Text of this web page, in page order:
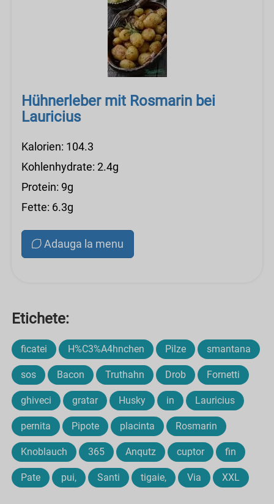
Hühnerleber mit Rosmarin bei
Lauricius
Kalorien: 104.3
Kohlenhydrate: 2.4g
Protein: 9g
Fette: 6.3g
Adauga la menu
Etichete:
ficatei H%C3%A4hnchen Pilze smantana
sos Bacon Truthahn Drob Fornetti
ghiveci gratar Husky in Lauricius
pernita Pipote placinta Rosmarin
Knoblauch 365 Anqutz cuptor fin
Pate pui, Santi tigaie, Via XXL